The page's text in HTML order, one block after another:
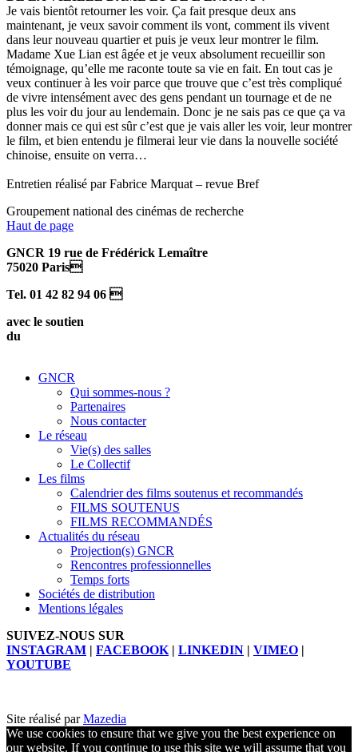
Je vais bientôt retourner les voir. Ça fait presque deux ans
maintenant, je veux savoir comment ils vont, comment ils vivent
dans leur nouveau quartier et puis je veux leur montrer le film.
Madame Xue Lian est âgée et je veux absolument recueillir son
témoignage, qu’elle me raconte toute sa vie en fait. En tout cas je
veux continuer à les voir parce que trouve que c’est très compliqué
de vivre intensément avec des gens pendant un tournage et de ne
plus les voir du jour au lendemain. Donc je ne sais pas ce que ça va
donner mais ce qui est sûr c’est que je vais aller les voir, leur montrer
le film, et bien entendu je filmerai leur vie dans la nouvelle société
chinoise, ensuite on verra…
Entretien réalisé par Fabrice Marquat – revue Bref
Groupement national des cinémas de recherche
Haut de page
GNCR 19 rue de Frédérick Lemaître
75020 Paris
Tel. 01 42 82 94 06 
avec le soutien
du
GNCR
Qui sommes-nous ?
Partenaires
Nous contacter
Le réseau
Vie(s) des salles
Le Collectif
Les films
Calendrier des films soutenus et recommandés
FILMS SOUTENUS
FILMS RECOMMANDÉS
Actualités du réseau
Projection(s) GNCR
Rencontres professionnelles
Temps forts
Sociétés de distribution
Mentions légales
SUIVEZ-NOUS SUR
INSTAGRAM | FACEBOOK | LINKEDIN | VIMEO |
YOUTUBE
Site réalisé parMazedia
We use cookies to ensure that we give you the best experience on
our website. If you continue to use this site we will assume that you